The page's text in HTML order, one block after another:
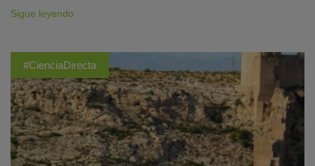
Sigue leyendo
#CienciaDirecta